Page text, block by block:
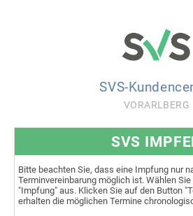
SVS-
VORARLBERG
SVS
Bitte beachten Sie, dass eine Impfung nur
Terminvereinbarung möglich ist. Wählen
"Impfung" aus. Klicken Sie auf den Button
erhalten die möglichen Termine